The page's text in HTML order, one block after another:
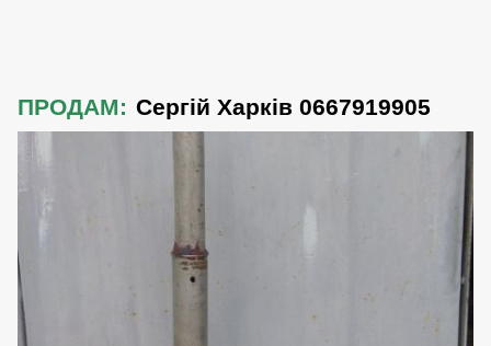
ПРОДАМ: Сергій Харків 0667919905